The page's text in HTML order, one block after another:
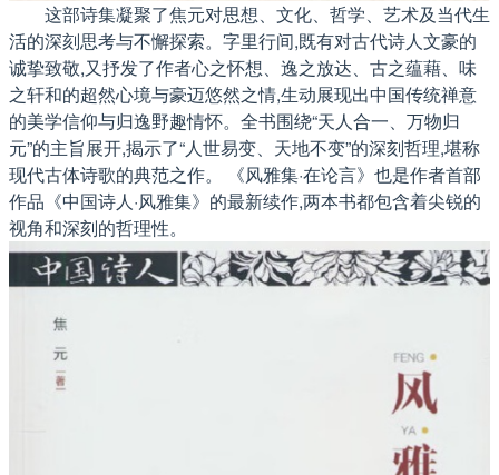
这部诗集凝聚了焦元对思想、文化、哲学、艺术及当代生
活的深刻思考与不懈探索。字里行间,既有对古代诗人文豪的
诚挚致敬,又抒发了作者心之怀想、逸之放达、古之蕴藉、味
之轩和的超然心境与豪迈悠然之情,生动展现出中国传统禅意
的美学信仰与归逸野趣情怀。全书围绕“天人合一、万物归
元”的主旨展开,揭示了“人世易变、天地不变”的深刻哲理,堪称
现代古体诗歌的典范之作。 《风雅集·在论言》也是作者首部
作品《中国诗人·风雅集》的最新续作,两本书都包含着尖锐的
视角和深刻的哲理性。